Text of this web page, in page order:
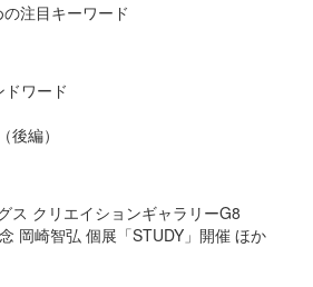
注目キーワード
ワード
編）
ス クリエイションギャラリーG8
岡崎智弘 個展「STUDY」開催 ほか